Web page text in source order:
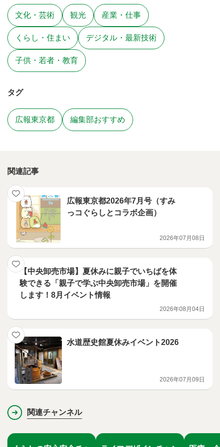
文化・芸術 観光 産業・仕事
くらし・住まい デジタル・最新技術
子供・若者・教育
タグ
広報東京都 編集部おすすめ
関連記事
広報東京都2026年7月号（すみ
っコぐらしとコラボ企画）
2026年07月08日
【中央卸売市場】夏休みに親子でいちばを体
験できる「親子で学ぶ中央卸売市場」を開催
します！8月イベント情報
2026年08月04日
水道歴史館夏休みイベント2026
2026年07月09日
関連チャンネル